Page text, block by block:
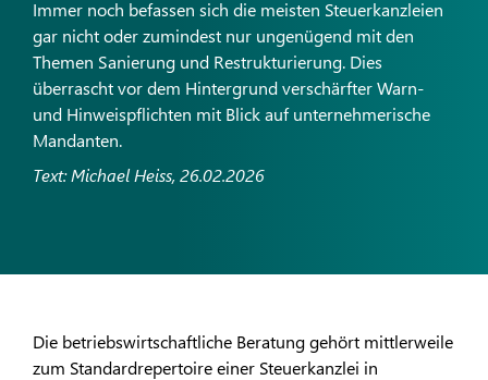
Immer noch befassen sich die meisten Steuerkanzleien
gar nicht oder zumindest nur ungenügend mit den
Themen Sanierung und Restrukturierung. Dies
überrascht vor dem Hintergrund verschärfter Warn-
und Hinweispflichten mit Blick auf unternehmerische
Mandanten.
Text: Michael Heiss, 26.02.2026
Die betriebswirtschaftliche Beratung gehört mittlerweile
zum Standardrepertoire einer Steuerkanzlei in